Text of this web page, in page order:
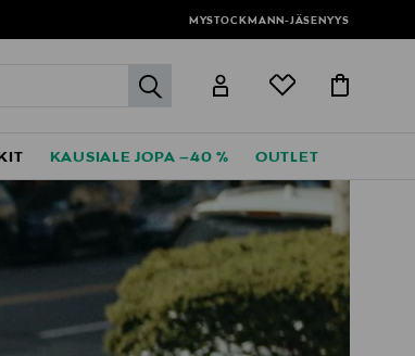
MYSTOCKMANN-JÄSENYYS
label.header.go
KAUSIALE JOPA –40 % OUTLET